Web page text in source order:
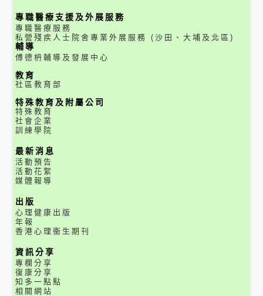
專職醫療支援及外展服務
專職醫療服務
私營殘疾人士院舍專業外展服務 (沙田、大埔及北區)
輔導
傅德枬輔導及發展中心
教育
社區教育部
特殊教育及附屬公司
特殊教育
社會企業
訓練學院
最新消息
活動預告
活動花絮
媒體報導
出版
心理健康出版
年報
香港心理衞生期刊
資訊分享
專欄分享
復康分享
知多一點點
相關網站